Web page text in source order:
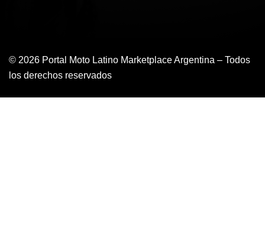
© 2026 Portal Moto Latino Marketplace Argentina – Todos